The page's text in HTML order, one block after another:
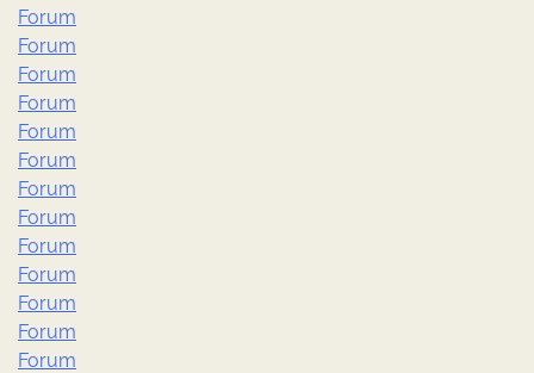
Forum
Forum
Forum
Forum
Forum
Forum
Forum
Forum
Forum
Forum
Forum
Forum
Forum